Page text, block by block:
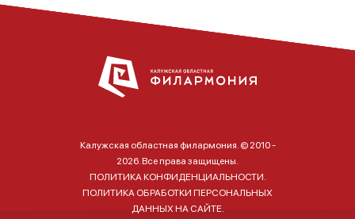
Калужская областная филармония. © 2010 -
2026. Все права защищены.
ПОЛИТИКА КОНФИДЕНЦИАЛЬНОСТИ.
ПОЛИТИКА ОБРАБОТКИ ПЕРСОНАЛЬНЫХ
ДАННЫХ НА САЙТЕ.